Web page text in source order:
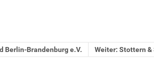
Berlin-Brandenburg e.V. Weiter: Stottern &